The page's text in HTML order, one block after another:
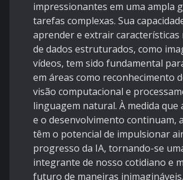
impressionantes em uma ampla
tarefas complexas. Sua
aprender e extrair características
de dados estruturados, como
vídeos, tem sido fundamental
em áreas como reconhecimento
visão computacional e
linguagem natural. À medida que
e o desenvolvimento continuam,
têm o potencial de impulsionar
progresso da IA, tornando-se
integrante de nosso cotidiano e
futuro de maneiras inimagináveis.